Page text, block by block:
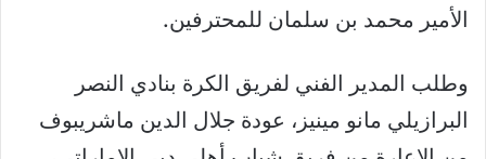
الأمير محمد بن سلمان للمحترفين.
وطلب المدير الفني لفريق الكرة بنادي النصر
البرازيلي مانو مينيز، عودة جلال الدين ماشريبوف